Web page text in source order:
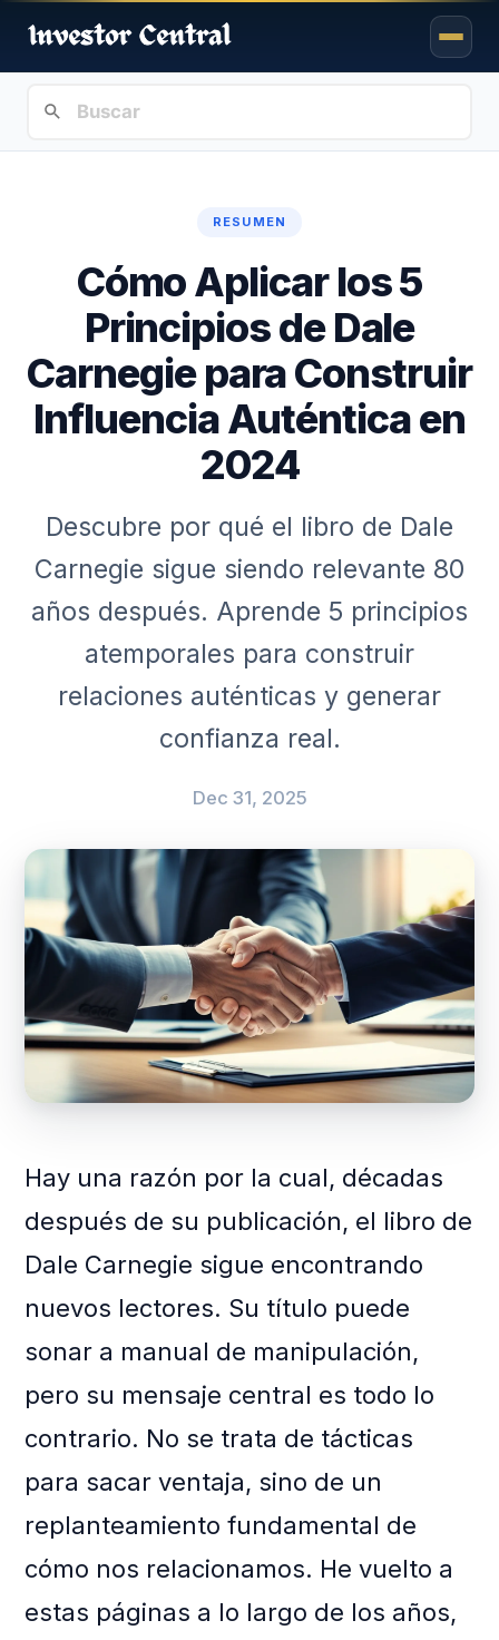
RESUMEN
Cómo Aplicar los 5
Principios de Dale
Carnegie para Construir
Influencia Auténtica en
2024
Descubre por qué el libro de Dale
Carnegie sigue siendo relevante 80
años después. Aprende 5 principios
atemporales para construir
relaciones auténticas y generar
confianza real.
Dec 31, 2025
Hay una razón por la cual, décadas
después de su publicación, el libro de
Dale Carnegie sigue encontrando
nuevos lectores. Su título puede
sonar a manual de manipulación,
pero su mensaje central es todo lo
contrario. No se trata de tácticas
para sacar ventaja, sino de un
replanteamiento fundamental de
cómo nos relacionamos. He vuelto a
estas páginas a lo largo de los años,